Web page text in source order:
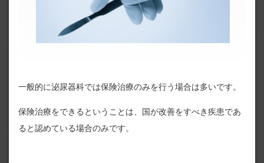
一般的に泌尿器科では保険治療のみを行う場合は多いです。
保険治療をできるということは、国が改善をすべき疾患であ
ると認めている場合のみです。